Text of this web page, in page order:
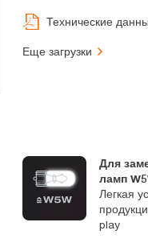
Технические
Еще загрузки
Для
ламп
Легкая
play